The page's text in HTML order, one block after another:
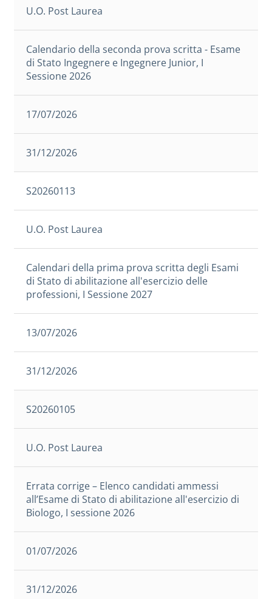
U.O. Post Laurea
Calendario della seconda prova scritta - Esame
di Stato Ingegnere e Ingegnere Junior, I
Sessione 2026
17/07/2026
31/12/2026
S20260113
U.O. Post Laurea
Calendari della prima prova scritta degli Esami
di Stato di abilitazione all'esercizio delle
professioni, I Sessione 2027
13/07/2026
31/12/2026
S20260105
U.O. Post Laurea
Errata corrige – Elenco candidati ammessi
all’Esame di Stato di abilitazione all'esercizio di
Biologo, I sessione 2026
01/07/2026
31/12/2026